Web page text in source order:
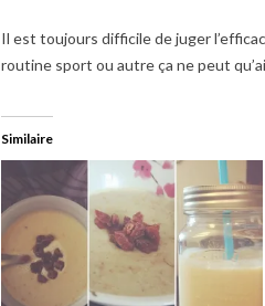
Il est toujours difficile de juger
routine sport ou autre ça ne peut
Similaire